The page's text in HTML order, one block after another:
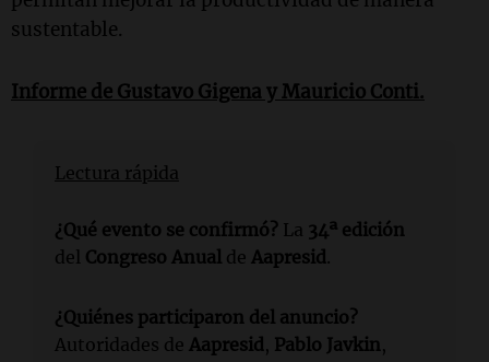
sustentable.
Informe de Gustavo Gigena y Mauricio Conti.
Lectura rápida
¿Qué evento se confirmó? La 34ª edición
del Congreso Anual de Aapresid .
¿Quiénes participaron del anuncio?
Autoridades de Aapresid , Pablo Javkin,